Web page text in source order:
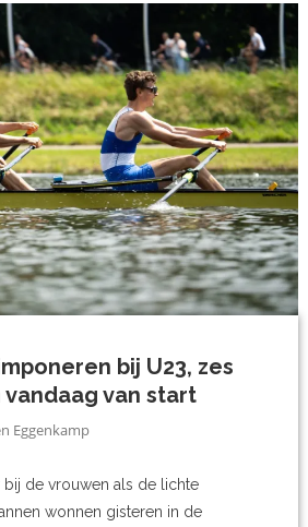
bij U23, zes
van start
Eggenkamp
de vrouwen als de lichte
wonnen gisteren in de